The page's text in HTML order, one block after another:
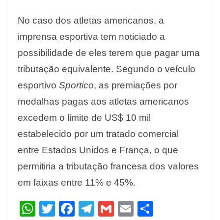
No caso dos atletas americanos, a
imprensa esportiva tem noticiado a
possibilidade de eles terem que pagar uma
tributação equivalente. Segundo o veículo
esportivo Sportico, as premiações por
medalhas pagas aos atletas americanos
excedem o limite de US$ 10 mil
estabelecido por um tratado comercial
entre Estados Unidos e França, o que
permitiria a tributação francesa dos valores
em faixas entre 11% e 45%.
W T F T G E